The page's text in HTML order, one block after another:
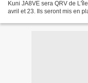
Kuni JA8VE sera QRV de
avril et 23. Ils seront mis en